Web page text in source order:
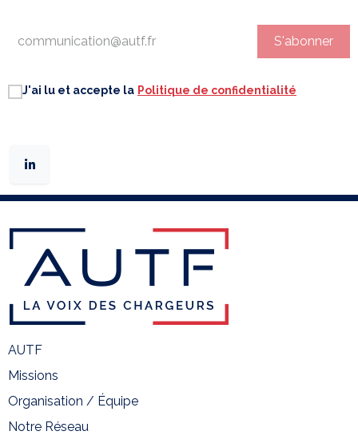
S'abonner
J'ai lu et accepte la Politique de confidentialité
AUTF
Missions
Organisation / Équipe
Notre Réseau